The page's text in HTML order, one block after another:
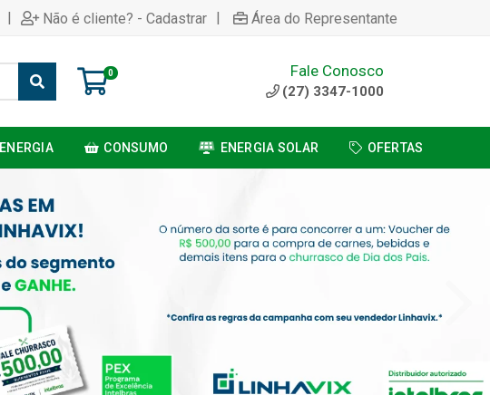
| Não é cliente? - Cadastrar | Área do Representante
0 Fale Conosco
(27) 3347-1000
ENERGIA CONSUMO ENERGIA SOLAR OFERTAS